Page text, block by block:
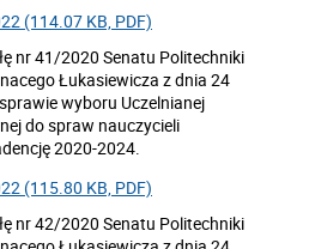
(114.07 KB, PDF)
nr 41/2020 Senatu Politechniki
Łukasiewicza z dnia 24
wyboru Uczelnianej
do spraw nauczycieli
2020-2024.
(115.80 KB, PDF)
nr 42/2020 Senatu Politechniki